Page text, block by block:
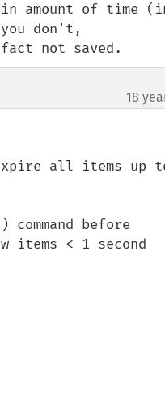
amount of time
don't,
not saved.
18
all items up
before
items < 1 second